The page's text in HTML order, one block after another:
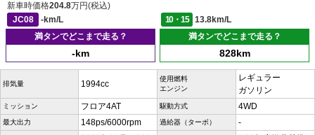
新車時価格204.8万円(税込)
JC08
-km/L 10・15
13.8km/L
満タンでどこまで走る？
-km
満タンでどこまで走る？
828km
排気量 1994cc
使用燃料
エンジン
レギュラー
ガソリン
ミッション フロア4AT 駆動方式 4WD
最大出力 148ps/6000rpm 過給器（ターボ） -